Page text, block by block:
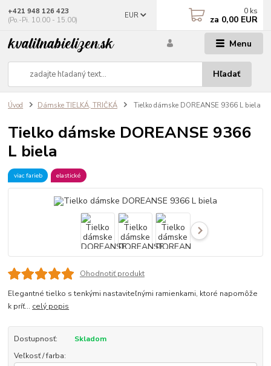
Menu
EUR
Hľadať
+421 948 126 423
(Po.-Pi. 10.00 - 15.00)
0 ks
za 0,00 EUR
Úvod Dámske TIELKÁ, TRIČKÁ Tielko dámske DOREANSE 9366 L biela
Tielko dámske DOREANSE 9366
L biela
viac farieb elastické
Ohodnotiť produkt
Elegantné tielko s tenkými nastaviteľnými ramienkami, ktoré napomôže
k príť... celý popis
Dostupnosť:
Skladom
Veľkosť / farba: